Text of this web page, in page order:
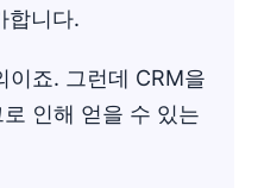
합니다.
이죠. 그런데 CRM을
인해 얻을 수 있는